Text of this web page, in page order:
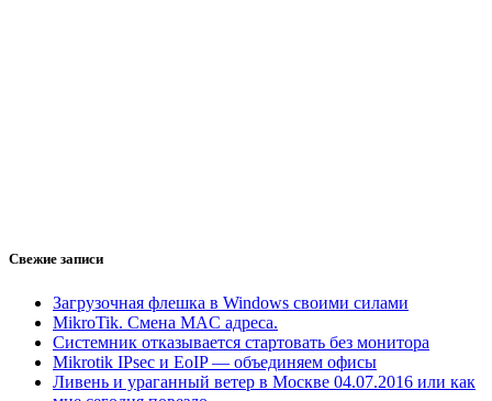
Свежие записи
Загрузочная флешка в Windows своими силами
MikroTik. Смена MAC адреса.
Системник отказывается стартовать без монитора
Mikrotik IPsec и EoIP — объединяем офисы
Ливень и ураганный ветер в Москве 04.07.2016 или как